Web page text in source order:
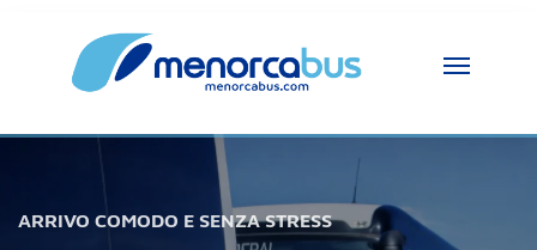
ARRIVO COMODO E SENZA STRESS
MenorcaBus Assistant
Ciao, sono l’assistente di MenorcaBus. Come
posso aiutarti?